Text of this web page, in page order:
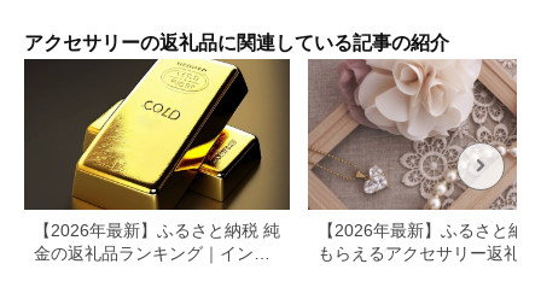
アクセサリーの返礼品に関連している記事の紹介
【2026年最新】ふるさと納税 純
金の返礼品ランキング｜インゴ
【2026年最新】ふるさと納
もらえるアクセサリー返礼品